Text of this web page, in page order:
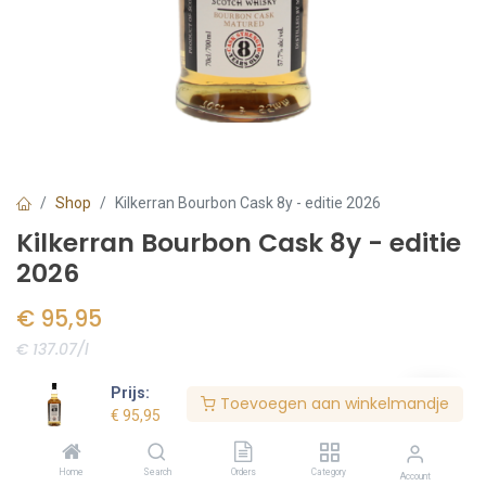
Prijs:
€ 95,95
Toevoegen aan winkelmandje
Home Search Orders Category Account
Shop Kilkerran Bourbon Cask 8y - editie 2026
Kilkerran Bourbon Cask 8y - editie
2026
€ 95,95
€ 137.07/l
Voorraad:6stuk(s)
Bestel nu